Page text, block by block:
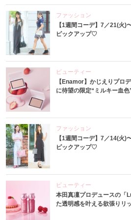
ファッション
【1週間コーデ】7／21(火)
ピックアップ♡
ビューティー
【Enamor】かじえりプロ
に待望の限定“ミルキー血色
ファッション
【1週間コーデ】7／14(火)
ピックアップ♡
ビューティー
本田真凜プロデュースの「
た透明感を叶える欲張りリ